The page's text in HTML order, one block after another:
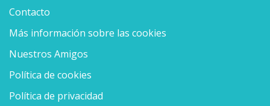
Contacto
Más información sobre las cookies
Nuestros Amigos
Política de cookies
Política de privacidad